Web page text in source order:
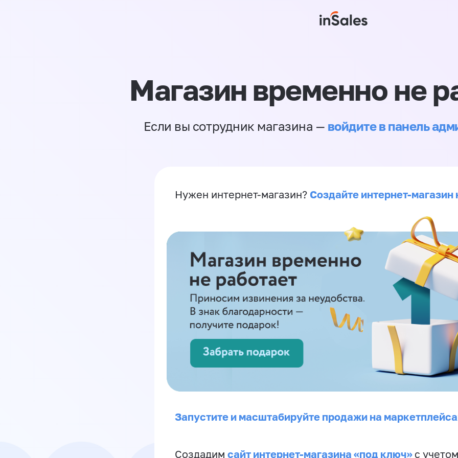
Магазин временно не
Если вы сотрудник магазина — войдите в панель
Нужен интернет-магазин? Создайте интернет-магазин
Запустите и масштабируйте продажи на
Создадим сайт интернет-магазина «под ключ» с учетом